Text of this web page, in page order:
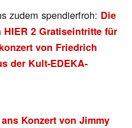
zudem spendierfroh: Die
2 Gratiseintritte für
von Friedrich
der Kult-EDEKA-
Konzert von Jimmy